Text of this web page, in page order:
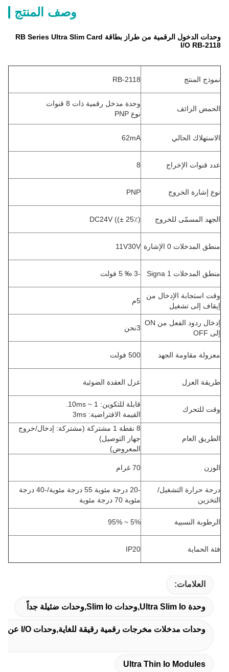
وصف المنتج
وحدات الدخول الرقمية من طراز بطاقة RB Series Ultra Slim Card
I/O RB-2118
نموذج المنتج RB-2118
الحمض الزائف
وحدة مدخل رقمية ذات 8 قنوات
نوع PNP
الاستهلاك الحالي 62mA
عدد قنوات الإخراج
نوع إشارة الخروج PNP
الجهد المسمّى للخروج DC24V ((± 25٪)
منطق المدخلات 0 الإشارة 11V30V
منطق المدخلات 1 Signa
وقت استجابة الإدخال من
إيقاف إلى تشغيل
5م
إدخال ردود الفعل من ON
إلى OFF
معزولة مقاومة الجهد 500 فولت
طريقة العزل عزل العقدة الضوئية
وقت للتحرك
قابلة للتكوين: 1 ~ 10ms.
القيمة الافتراضية: 3ms
الطريق العام
8 نقطة 1 مشتركة (مشتركة: إدخال/خروج
جهاز التوصيل)
المعروض)
الوزن 70 غرام
درجة حرارة التشغيل/
التخزين
-20 درجة مئوية 55 درجة مئوية/-40 درجة
مئوية 70 درجة مئوية
الرطوبة النسبية 5% ~ 95%
فئة الحماية IP20
العلامات:
وحدة Ultra Slim Io,وحدات Slim Io,وحدات ضئيلة جداً
وحدات مدخلات مخرجات رقمية رقيقة للغاية,وحدات I/O عن بعد رقيقة للغاية,وحدات Rb-2118 Io
Ultra Thin Io Modules